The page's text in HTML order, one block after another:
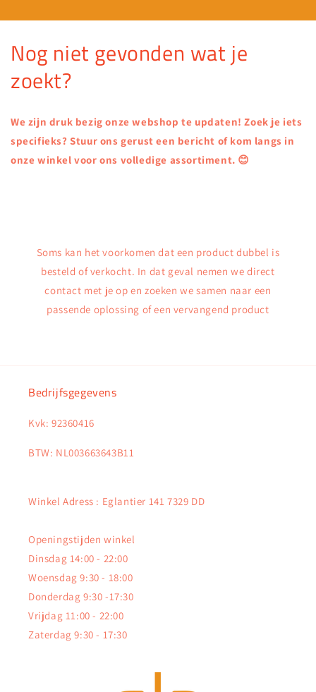
Nog niet gevonden wat je
zoekt?
We zijn druk bezig onze webshop te updaten! Zoek je iets
specifieks? Stuur ons gerust een bericht of kom langs in
onze winkel voor ons volledige assortiment. 😊
Soms kan het voorkomen dat een product dubbel is
besteld of verkocht. In dat geval nemen we direct
contact met je op en zoeken we samen naar een
passende oplossing of een vervangend product
Bedrijfsgegevens
Kvk: 92360416
BTW: NL003663643B11
Winkel Adress : Eglantier 141 7329 DD
Openingstijden winkel
Dinsdag 14:00 - 22:00
Woensdag 9:30 - 18:00
Donderdag 9:30 -17:30
Vrijdag 11:00 - 22:00
Zaterdag 9:30 - 17:30